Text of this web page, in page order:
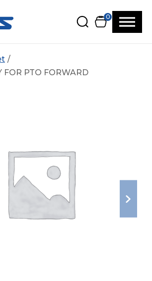
0
FOR PTO FORWARD